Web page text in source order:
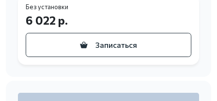
Без установки
6 022 р.
Записаться